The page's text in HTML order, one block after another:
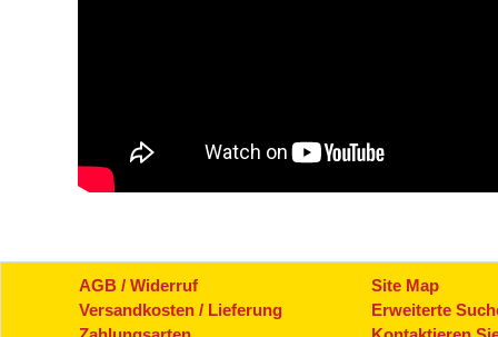
AGB / Widerruf
Versandkosten / Lieferung
Site Map
Erweiterte